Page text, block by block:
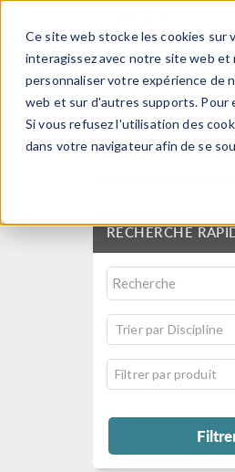
Ce site web stocke les cookies sur
interagissez avec notre site web
personnaliser votre expérience de
web et sur d'autres supports. Pour
Si vous refusez l'utilisation des
dans votre navigateur afin de se
RECHERCHE
Trier par Discipline
Filtrer par produit